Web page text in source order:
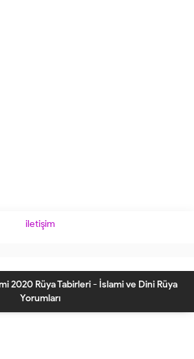
iletişim
2020 Rüya Tabirleri - İslami ve Dini Rüya
Yorumları